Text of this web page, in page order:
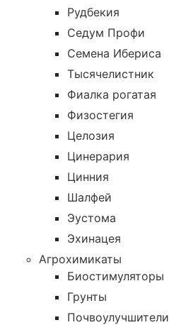
Рудбекия
Седум Профи
Семена Ибериса
Тысячелистник
Фиалка рогатая
Физостегия
Целозия
Цинерария
Цинния
Шалфей
Эустома
Эхинацея
Агрохимикаты
Биостимуляторы
Грунты
Почвоулучшители